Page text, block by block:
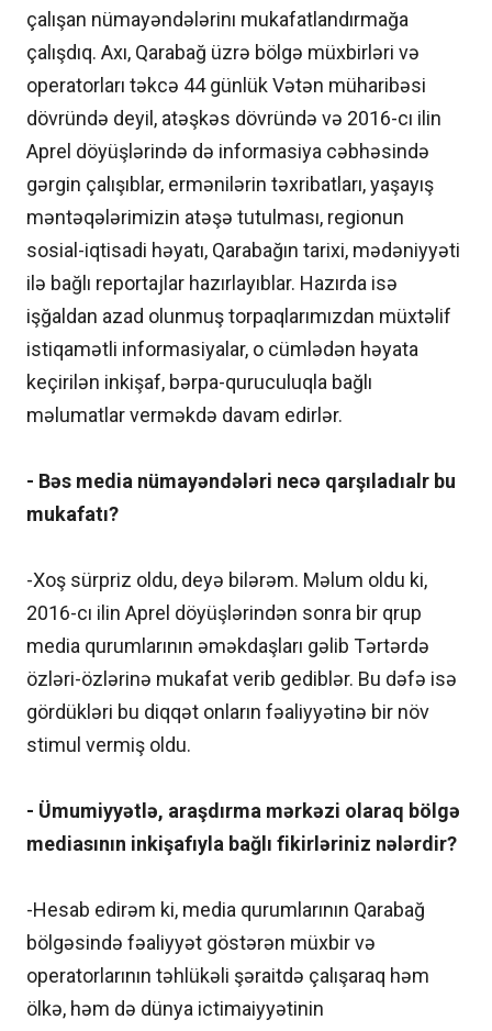
çalışan nümayəndələrinı mukafatlandırmağa
çalışdıq. Axı, Qarabağ üzrə bölgə müxbirləri və
operatorları təkcə 44 günlük Vətən müharibəsi
dövründə deyil, atəşkəs dövründə və 2016-cı ilin
Aprel döyüşlərində də informasiya cəbhəsində
gərgin çalışıblar, ermənilərin təxribatları, yaşayış
məntəqələrimizin atəşə tutulması, regionun
sosial-iqtisadi həyatı, Qarabağın tarixi, mədəniyyəti
ilə bağlı reportajlar hazırlayıblar. Hazırda isə
işğaldan azad olunmuş torpaqlarımızdan müxtəlif
istiqamətli informasiyalar, o cümlədən həyata
keçirilən inkişaf, bərpa-quruculuqla bağlı
məlumatlar verməkdə davam edirlər.
- Bəs media nümayəndələri necə qarşıladıalr bu
mukafatı?
-Xoş sürpriz oldu, deyə bilərəm. Məlum oldu ki,
2016-cı ilin Aprel döyüşlərindən sonra bir qrup
media qurumlarının əməkdaşları gəlib Tərtərdə
özləri-özlərinə mukafat verib gediblər. Bu dəfə isə
gördükləri bu diqqət onların fəaliyyətinə bir növ
stimul vermiş oldu.
- Ümumiyyətlə, araşdırma mərkəzi olaraq bölgə
mediasının inkişafıyla bağlı fikirləriniz nələrdir?
-Hesab edirəm ki, media qurumlarının Qarabağ
bölgəsində fəaliyyət göstərən müxbir və
operatorlarının təhlükəli şəraitdə çalışaraq həm
ölkə, həm də dünya ictimaiyyətinin